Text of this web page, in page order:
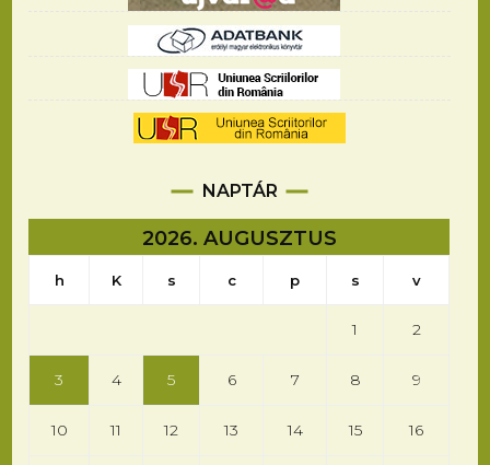
NAPTÁR
2026. AUGUSZTUS
h K s c p s v
1 2
3 4 5 6 7 8 9
10 11 12 13 14 15 16